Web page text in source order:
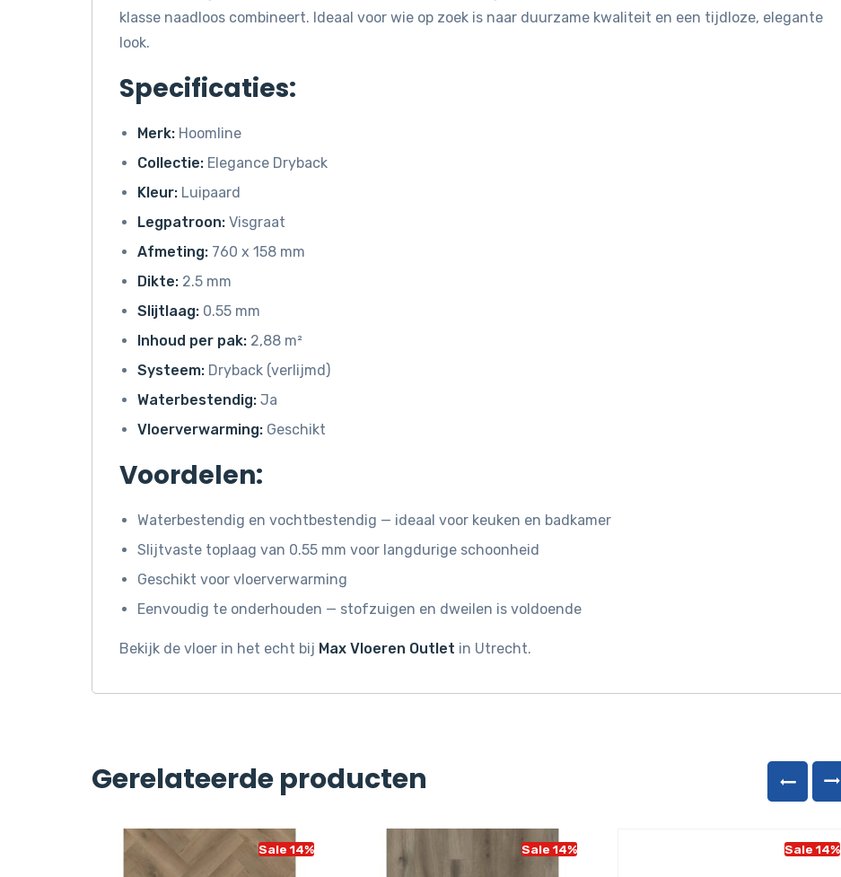
klasse naadloos combineert. Ideaal voor wie op zoek is naar duurzame kwaliteit en een tijdloze, elegante
look.
Specificaties:
Merk: Hoomline
Collectie: Elegance Dryback
Kleur: Luipaard
Legpatroon: Visgraat
Afmeting: 760 x 158 mm
Dikte: 2.5 mm
Slijtlaag: 0.55 mm
Inhoud per pak: 2,88 m²
Systeem: Dryback (verlijmd)
Waterbestendig: Ja
Vloerverwarming: Geschikt
Voordelen:
Waterbestendig en vochtbestendig — ideaal voor keuken en badkamer
Slijtvaste toplaag van 0.55 mm voor langdurige schoonheid
Geschikt voor vloerverwarming
Eenvoudig te onderhouden — stofzuigen en dweilen is voldoende
Bekijk de vloer in het echt bij Max Vloeren Outlet in Utrecht.
Gerelateerde producten
Sale 14% Sale 14% Sale 14%